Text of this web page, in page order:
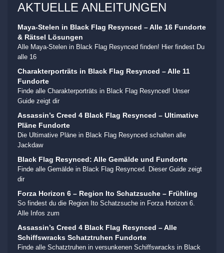
AKTUELLE ANLEITUNGEN
Maya-Stelen in Black Flag Resynced – Alle 16 Fundorte
& Rätsel Lösungen
Alle Maya-Stelen in Black Flag Resynced finden! Hier findest Du
alle 16
Charakterporträts in Black Flag Resynced – Alle 11
Fundorte
Finde alle Charakterporträts in Black Flag Resynced! Unser
Guide zeigt dir
Assassin’s Creed 4 Black Flag Resynced – Ultimative
Pläne Fundorte
Die Ultimative Pläne in Black Flag Resynced schalten alle
Jackdaw
Black Flag Resynced: Alle Gemälde und Fundorte
Finde alle Gemälde in Black Flag Resynced. Dieser Guide zeigt
dir
Forza Horizon 6 – Region Ito Schatzsuche – Frühling
So findest du die Region Ito Schatzsuche in Forza Horizon 6.
Alle Infos zum
Assassin’s Creed 4 Black Flag Resynced – Alle
Schiffswracks Schatztruhen Fundorte
Finde alle Schatztruhen in versunkenen Schiffswracks in Black